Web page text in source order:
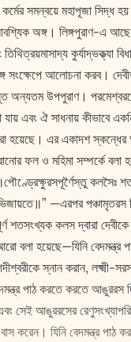
সমন্বয়ে মহাপূজা সিদ্ধ হয়
অঙ্গ। লিঙ্গপুরাণ-এ
কুর্যাদ্ভক্ত্যা
সংক্ষেপে আলোচনা করব।
অন্যতম উপপুরাণ।
যায় এবং ঐ সাধনায় কীভাবে
হয়েছে। এর একাদশ স্কন্ধের
ফল ও মহিমা সম্পর্কে বলা
কলসৈঃ
—এরপর পঞ্চামৃতরস
শতসংখ্যক কলস দ্বারা দেবীকে
বলা হয়েছে—যিনি বেদমন্ত্র
স্নান করান, লক্ষ্মী-
পাঠ করতে করতে আঙুররস
সেই আঙুররসের
করেন। যিনি বেদমন্ত্র